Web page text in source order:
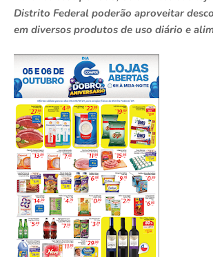
Distrito Federal poderão aproveitar
em diversos produtos de uso diário e